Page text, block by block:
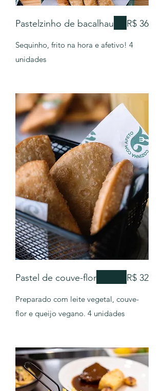
Pastelzinho de bacalhau
Sequinho, frito na hora e afetivo! 4
unidades
R$ 36
Pastel de couve-flor
Preparado com leite vegetal, couve-
flor e queijo vegano. 4 unidades
R$ 32